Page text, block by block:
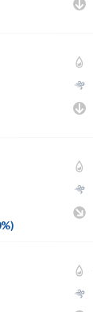
%)